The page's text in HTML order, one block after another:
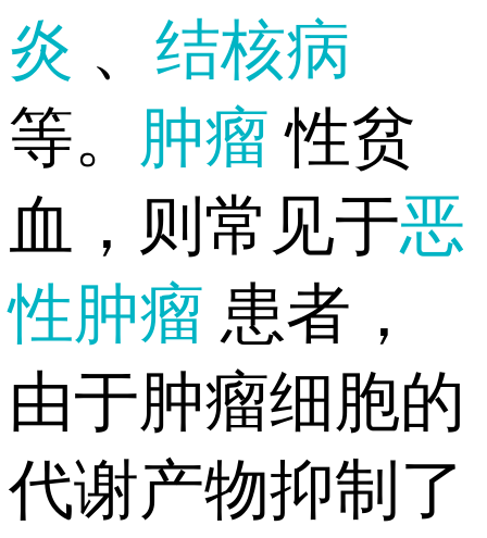
炎 、 结核病
等。 肿瘤 性贫
血，则常见于恶
性肿瘤 患者，
由于肿瘤细胞的
代谢产物抑制了